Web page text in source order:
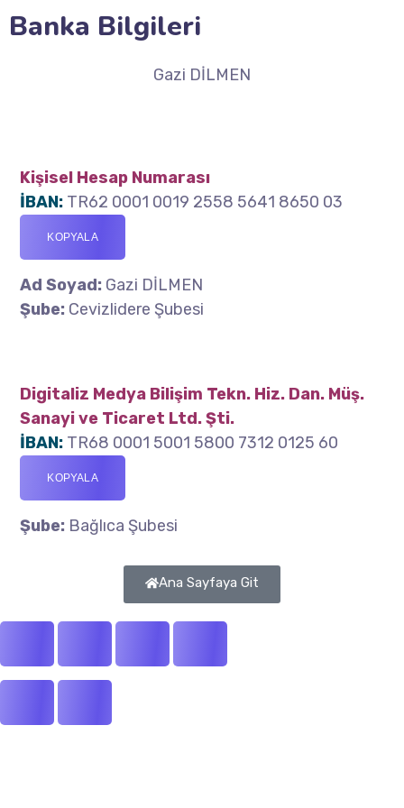
Banka Bilgileri
Gazi DİLMEN
Kişisel Hesap Numarası
İBAN: TR62 0001 0019 2558 5641 8650 03
KOPYALA
Ad Soyad: Gazi DİLMEN
Şube: Cevizlidere Şubesi
Digitaliz Medya Bilişim Tekn. Hiz. Dan. Müş.
Sanayi ve Ticaret Ltd. Şti.
İBAN: TR68 0001 5001 5800 7312 0125 60
KOPYALA
Şube: Bağlıca Şubesi
Ana Sayfaya Git